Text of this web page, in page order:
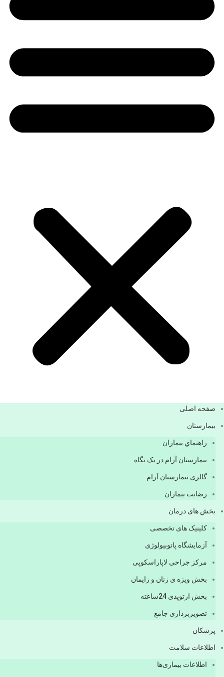
صفحه اصلی
بيمارستان
راهنماي بیماران
بیمارستان آرام در یک نگاه
گالری بیمارستان آرام
رضایت بیماران
بخش های درمان
کلینیک های تخصصی
آزمایشگاه پاتوبیولوژی
مرکز جراحی لاپاراسکوپی
بخش ویژه ی زنان و زایمان
بخش ارتوپدی 24ساعته
تصویربرداری جامع
پزشكان
اطلاعات سلامت
اطلاعات بیماری‌ها